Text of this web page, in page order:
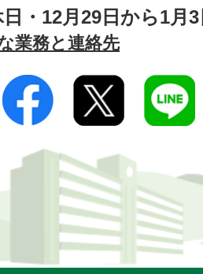
日・12月29日から1月
業務と連絡先